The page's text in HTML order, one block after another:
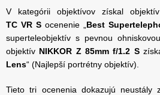
V kategórii objektívov získal
TC VR S ocenenie „ Best
superteleobjektív s pevnou
objektív NIKKOR Z 85mm f/1.2 S
Lens“ (Najlepší portrétny objektív).
Tieto tri ocenenia dokazujú neustály